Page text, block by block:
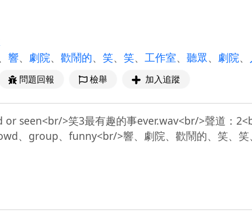
響、 劇院、 歡鬧的、 笑、 笑、 工作室、 聽眾、 劇院、
問題回報 檢舉 加入追蹤
seen<br/>笑3最有趣的事ever.wav<br/>聲道：
、group、funny<br/>響、劇院、歡鬧的、笑、笑